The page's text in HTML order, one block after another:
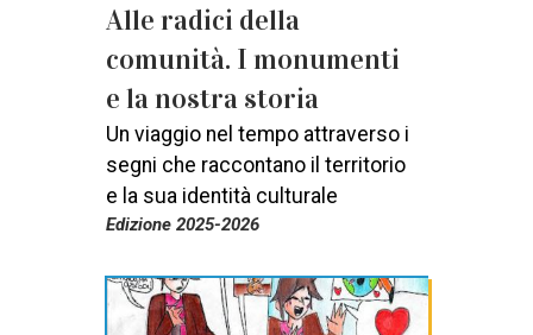
Alle radici della
comunità. I monumenti
e la nostra storia
Un viaggio nel tempo attraverso i
segni che raccontano il territorio
e la sua identità culturale
Edizione 2025-2026